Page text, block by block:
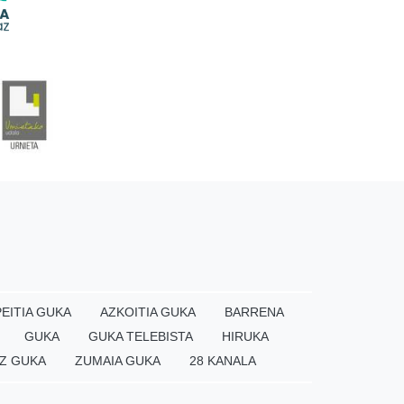
GUKA AZKOITIA GUKA
BARRENA
GUKA
GUKA TELEBISTA
HIRUKA
GUKA
ZUMAIA GUKA 28 KANALA